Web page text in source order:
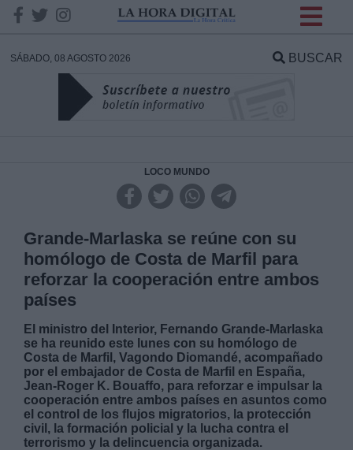
SÁBADO, 08 AGOSTO 2026 BUSCAR
LOCO MUNDO
Grande-Marlaska se reúne con su
homólogo de Costa de Marfil para
reforzar la cooperación entre ambos
países
El ministro del Interior, Fernando Grande-Marlaska
se ha reunido este lunes con su homólogo de
Costa de Marfil, Vagondo Diomandé, acompañado
por el embajador de Costa de Marfil en España,
Jean-Roger K. Bouaffo, para reforzar e impulsar la
cooperación entre ambos países en asuntos como
el control de los flujos migratorios, la protección
civil, la formación policial y la lucha contra el
terrorismo y la delincuencia organizada.
DATOS
Responsable:
Legitimación:
Destinatarios: